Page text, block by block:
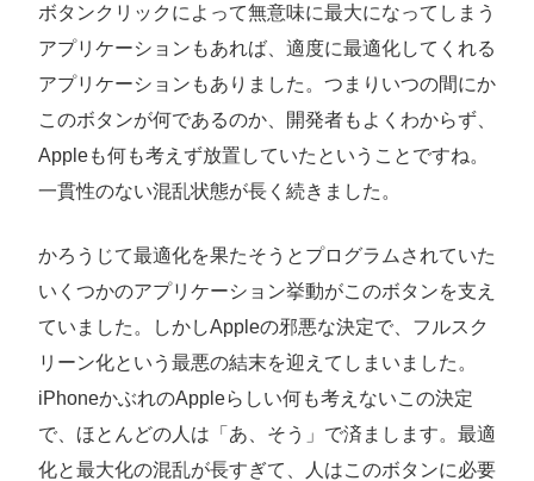
ボタンクリックによって無意味に最大になってしまう
アプリケーションもあれば、適度に最適化してくれる
アプリケーションもありました。つまりいつの間にか
このボタンが何であるのか、開発者もよくわからず、
Appleも何も考えず放置していたということですね。
一貫性のない混乱状態が長く続きました。
かろうじて最適化を果たそうとプログラムされていた
いくつかのアプリケーション挙動がこのボタンを支え
ていました。しかしAppleの邪悪な決定で、フルスク
リーン化という最悪の結末を迎えてしまいました。
iPhoneかぶれのAppleらしい何も考えないこの決定
で、ほとんどの人は「あ、そう」で済まします。最適
化と最大化の混乱が長すぎて、人はこのボタンに必要